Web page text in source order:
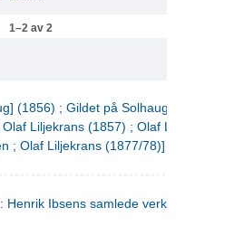
1–2 av 2
(1856) ; Gildet på Solhaug (1883) ;
Liljekrans (1857) ; Olaf Liljekrans
; Olaf Liljekrans (1877/78)]
Ibsens samlede verker. 3